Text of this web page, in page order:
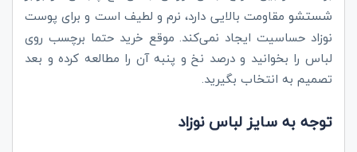
شستشو مقاومت بالایی دارد، نرم و لطیف است و برای پوست
نوزاد حساسیت ایجاد نمی‌کند. موقع خرید حتما برچسب روی
لباس را بخوانید و درصد نخ و پنبه آن را مطالعه کرده و بعد
تصمیم به انتخاب بگیرید.
توجه به سایز لباس نوزاد